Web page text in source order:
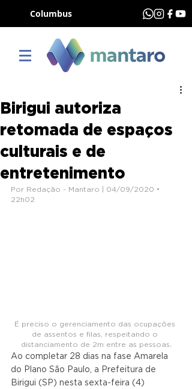
Columbus
Birigui autoriza
retomada de espaços
culturais e de
entretenimento
Por Redação - Mantaro | 04/09/2020 •
22h02
É preciso o gerenciamento das ocupações
de assentos e filas, respeitando o
distanciamento de 2m entre as pessoas.
Ao completar 28 dias na fase Amarela
do Plano São Paulo, a Prefeitura de
Birigui (SP) nesta sexta-feira (4)